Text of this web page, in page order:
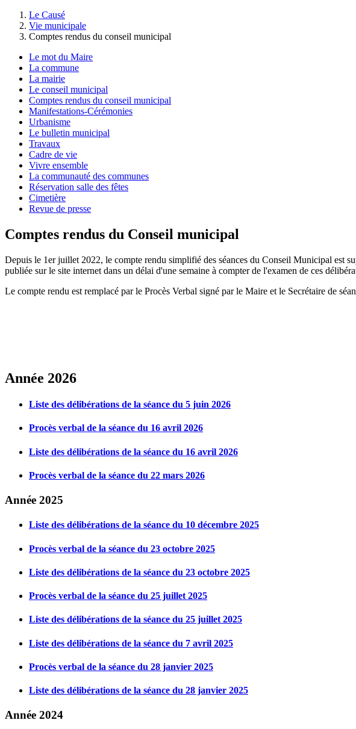
Le Causé
Vie municipale
Comptes rendus du conseil municipal
Le mot du Maire
La commune
La mairie
Le conseil municipal
Comptes rendus du conseil municipal
Manifestations-Cérémonies
Urbanisme
Le bulletin municipal
Travaux
Cadre de vie
Vivre ensemble
La communauté des communes
Réservation salle des fêtes
Cimetière
Revue de presse
Comptes rendus du Conseil municipal
Depuis le 1er juillet 2022, le compte rendu simplifié des séances du Conseil Municipal est
publiée sur le site internet dans un délai d'une semaine à compter de l'examen de ces
Le compte rendu est remplacé par le Procès Verbal signé par le Maire et le Secrétaire de
Année 2026
Liste des délibérations de la séance du 5 juin 2026
Procès verbal de la séance du 16 avril 2026
Liste des délibérations de la séance du 16 avril 2026
Procès verbal de la séance du 22 mars 2026
Année 2025
Liste des délibérations de la séance du 10 décembre 2025
Procès verbal de la séance du 23 octobre 2025
Liste des délibérations de la séance du 23 octobre 2025
Procès verbal de la séance du 25 juillet 2025
Liste des délibérations de la séance du 25 juillet 2025
Liste des délibérations de la séance du 7 avril 2025
Procès verbal de la séance du 28 janvier 2025
Liste des délibérations de la séance du 28 janvier 2025
Année 2024